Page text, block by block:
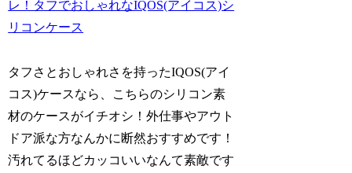
タフさとおしゃれさを持ったIQOS(アイ
コス)ケースなら、こちらのシリコン素
材のケースがイチオシ！外仕事やアウト
ドア派な方なんかに断然おすすめです！
汚れてるほどカッコいいなんて素敵です